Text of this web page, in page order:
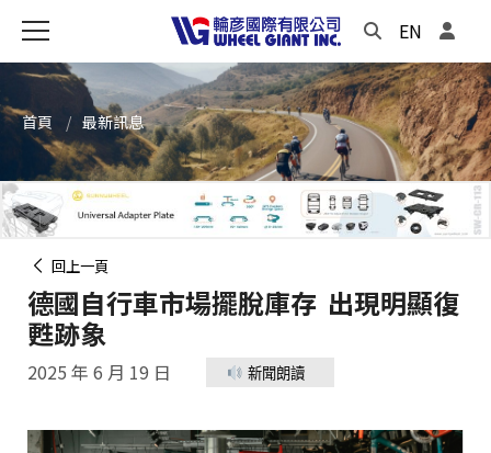
EN
首頁 最新訊息
回上一頁
德國自行車市場擺脫庫存 出現明顯復
甦跡象
2025 年 6 月 19 日 新聞朗讀